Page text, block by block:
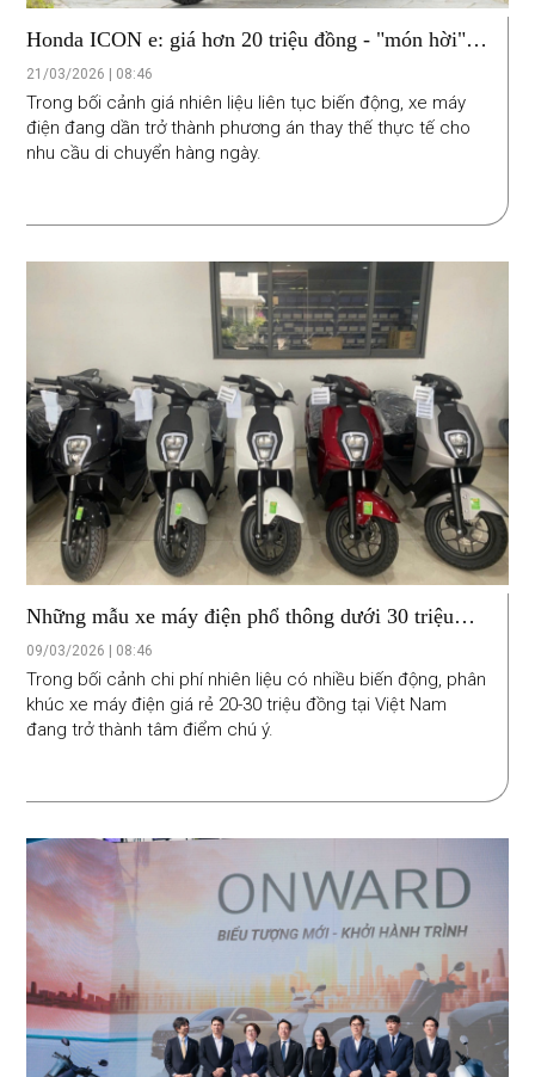
Honda ICON e: giá hơn 20 triệu đồng - "món hời"
trong thời kỳ xăng tăng giá
21/03/2026 | 08:46
Trong bối cảnh giá nhiên liệu liên tục biến động, xe máy
điện đang dần trở thành phương án thay thế thực tế cho
nhu cầu di chuyển hàng ngày.
Những mẫu xe máy điện phổ thông dưới 30 triệu
đồng, phương án thay thế xe xăng để tiết kiệm chi
phí
09/03/2026 | 08:46
Trong bối cảnh chi phí nhiên liệu có nhiều biến động, phân
khúc xe máy điện giá rẻ 20-30 triệu đồng tại Việt Nam
đang trở thành tâm điểm chú ý.